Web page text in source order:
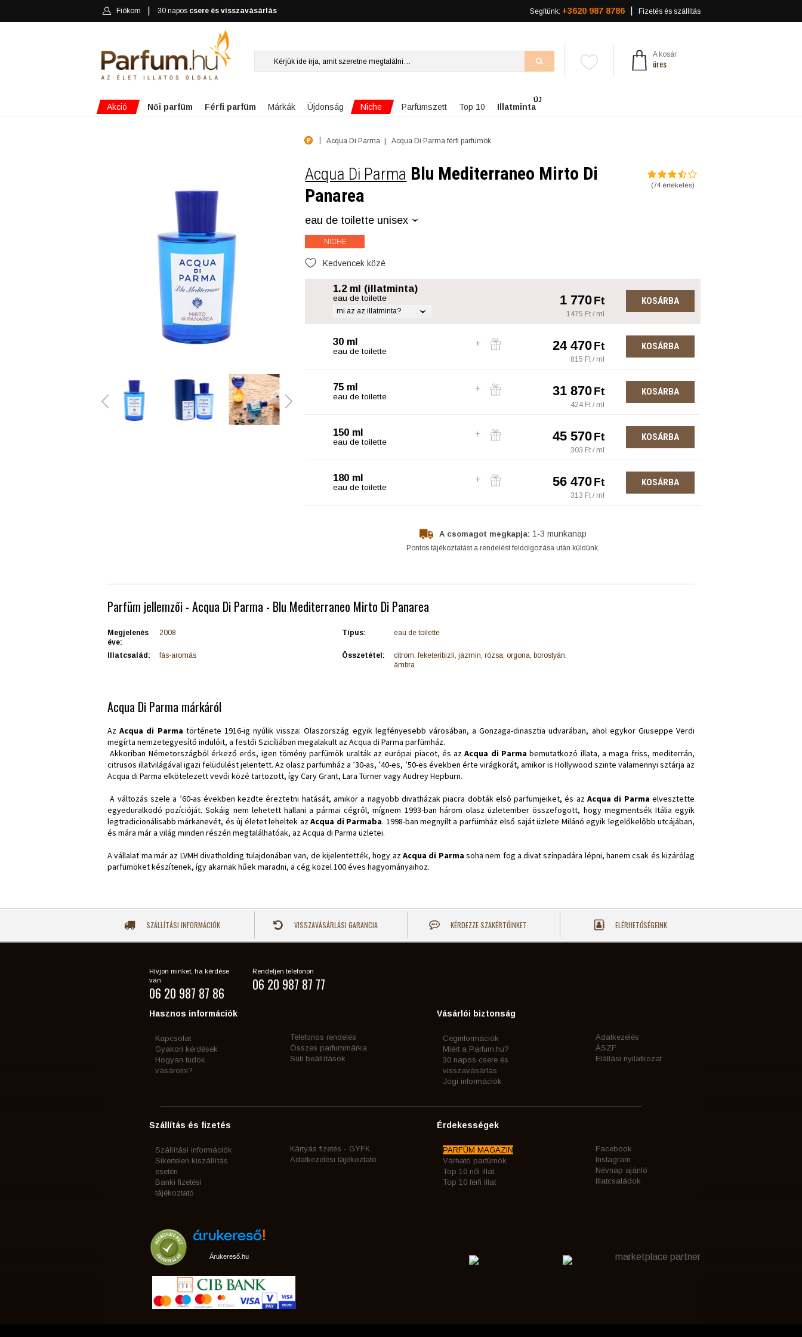
Fiókom 30 napos csere és visszavásárlás Segítünk: +3620 987 8786 Fizetés és szállítás
A kosár
üres
Akció Női parfüm Férfi parfüm Márkák Újdonság Niche Parfümszett Top 10 Illatminta
ÚJ
Acqua Di Parma Acqua Di Parma férfi parfümök
Acqua Di Parma Blu Mediterraneo Mirto Di
Panarea
eau de toilette unisex
NICHE
Kedvencek közé
(74értékelés)
1.2 ml (illatminta)
eau de toilette
mi az az illatminta?
1 770Ft
1475 Ft / ml
KOSÁRBA
30 ml
eau de toilette 24 470Ft
815 Ft / ml
KOSÁRBA
75 ml
eau de toilette 31 870Ft
424 Ft / ml
KOSÁRBA
150 ml
eau de toilette 45 570Ft
303 Ft / ml
KOSÁRBA
180 ml
eau de toilette 56 470Ft
313 Ft / ml
KOSÁRBA
A csomagot megkapja: 1-3 munkanap
Pontos tájékoztatást a rendelést feldolgozása után küldünk.
Parfüm jellemzői - Acqua Di Parma - Blu Mediterraneo Mirto Di Panarea
Megjelenés
éve:
2008 Típus: eau de toilette
Illatcsalád: fás-aromás Összetétel:
citrom, feketeribizli, jázmin, rózsa, orgona, borostyán,
ámbra
Acqua Di Parma márkáról
AzAcqua di Parma története 1916-ig nyúlik vissza: Olaszország egyik legfényesebb városában, a Gonzaga-dinasztia udvarában, ahol egykor Giuseppe Verdi
megírta nemzetegyesítő indulóit, a festői Szicíliában megalakult az Acqua di Parma parfümház.
Akkoriban Németországból érkező erős, igen tömény parfümök uralták az európai piacot, és azAcqua di Parma bemutatkozó illata, a maga friss, mediterrán,
citrusos illatvilágával igazi felüdülést jelentett. Az olasz parfümház a ’30-as, ’40-es, ’50-es években érte virágkorát, amikor is Hollywood szinte valamennyi sztárja az
Acqua di Parma elkötelezett vevői közé tartozott, így Cary Grant, Lara Turner vagy Audrey Hepburn.
A változás szele a ’60-as években kezdte éreztetni hatását, amikor a nagyobb divatházak piacra dobták első parfümjeiket, és azAcqua di Parma elvesztette
egyeduralkodó pozícióját. Sokáig nem lehetett hallani a pármai cégről, mígnem 1993-ban három olasz üzletember összefogott, hogy megmentsék Itália egyik
legtradicionálisabb márkanevét, és új életet leheltek azAcqua di Parmaba. 1998-ban megnyílt a parfümház első saját üzlete Milánó egyik legelőkelőbb utcájában,
és mára már a világ minden részén megtalálhatóak, az Acqua di Parma üzletei.
A vállalat ma már az LVMH divatholding tulajdonában van, de kijelentették, hogy azAcqua di Parma soha nem fog a divat színpadára lépni, hanem csak és kizárólag
parfümöket készítenek, így akarnak hűek maradni, a cég közel 100 éves hagyományaihoz.
SZÁLLÍTÁSI INFORMÁCIÓK VISSZAVÁSÁRLÁSI GARANCIA KÉRDEZZE SZAKÉRTŐINKET ELÉRHETŐSÉGEINK
Hívjon minket, ha kérdése
van
06 20 987 87 86
Rendeljen telefonon
06 20 987 87 77
Hasznos információk
Kapcsolat
Gyakori kérdések
Hogyan tudok
vásárolni?
Telefonos rendelés
Összes parfummárka
Süti beállítások
Vásárlói biztonság
Céginformációk
Miért a Parfum.hu?
30 napos csere és
visszavásárlás
Jogi információk
Adatkezelés
ÁSZF
Elállási nyilatkozat
Szállítás és fizetés
Szállítási információk
Sikertelen kiszállítás
esetén
Banki fizetési
tájékoztató
Kártyás fizetés - GYFK
Adatkezelési tájékoztató
Érdekességek
PARFÜM MAGAZIN
Várható parfümök
Top 10 női illat
Top 10 férfi illat
Facebook
Instagram
Névnap ajánló
Illatcsaládok
Árukereső.hu marketplace partner